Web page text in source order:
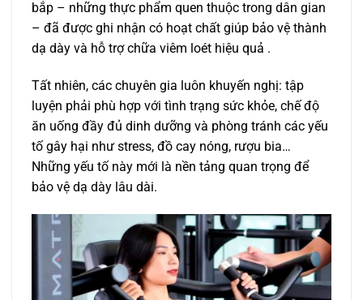
bắp – những thực phẩm quen thuộc trong dân gian
– đã được ghi nhận có hoạt chất giúp bảo vệ thành
dạ dày và hỗ trợ chữa viêm loét hiệu quả .
Tất nhiên, các chuyên gia luôn khuyến nghị: tập
luyện phải phù hợp với tình trạng sức khỏe, chế độ
ăn uống đầy đủ dinh dưỡng và phòng tránh các yếu
tố gây hại như stress, đồ cay nóng, rượu bia…
Những yếu tố này mới là nền tảng quan trọng để
bảo vệ dạ dày lâu dài.